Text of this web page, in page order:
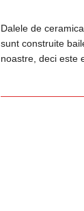
Dalele de
sunt construite
noastre, deci este